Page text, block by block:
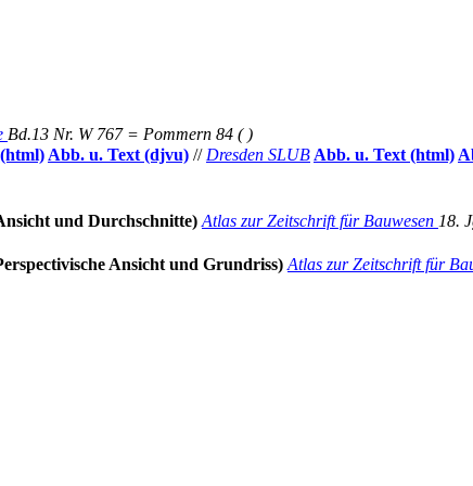
Bd.13 Nr. W 767 = Pommern 84 ( )
Abb. u. Text (djvu) // Dresden SLUB Abb. u. Text (html)
und Durchschnitte) Atlas zur Zeitschrift für Bauwesen 18.
Ansicht und Grundriss) Atlas zur Zeitschrift für